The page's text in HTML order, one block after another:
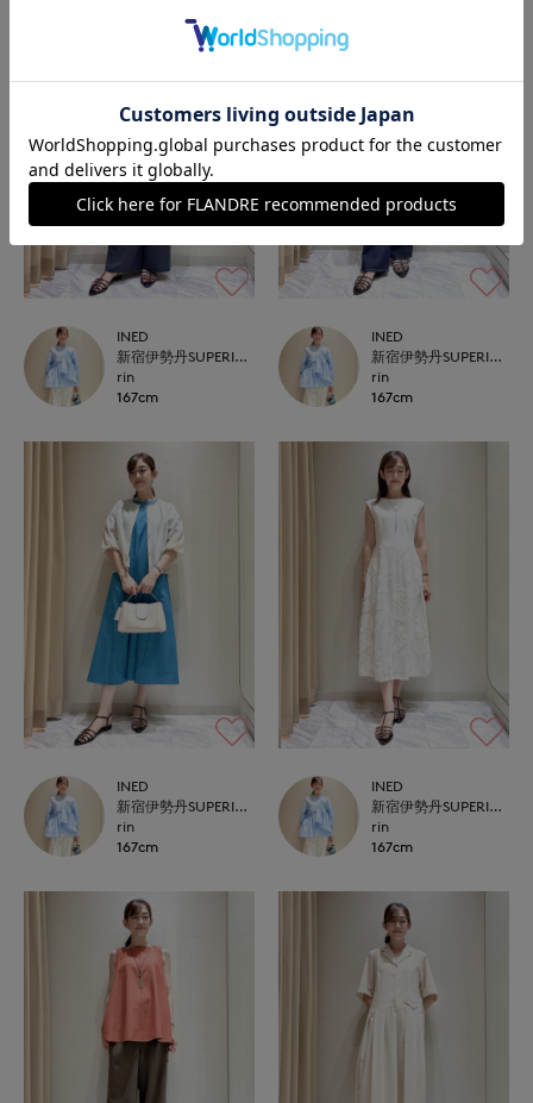
INED
新宿伊勢丹SUPERIOR CLOSET
rin
167cm
INED
新宿伊勢丹SUPERIOR CLOSET
rin
167cm
INED
新宿伊勢丹SUPERIOR CLOSET
rin
167cm
INED
新宿伊勢丹SUPERIOR CLOSET
rin
167cm